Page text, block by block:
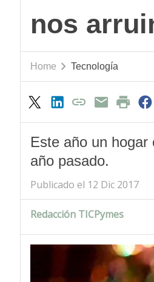
nos
Home Tecnología
Este año un
año pasado.
Publicado el 12 Dic 2017
Redacción TICPymes